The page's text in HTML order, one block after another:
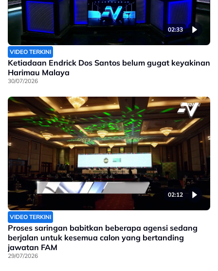
02:33
VIDEO TERKINI
Ketiadaan Endrick Dos Santos belum gugat keyakinan
Harimau Malaya
30/07/2026
02:12
VIDEO TERKINI
Proses saringan babitkan beberapa agensi sedang
berjalan untuk kesemua calon yang bertanding
jawatan FAM
29/07/2026